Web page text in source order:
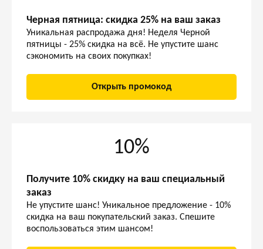
Черная пятница: скидка 25% на ваш заказ
Уникальная распродажа дня! Неделя Черной
пятницы - 25% скидка на всё. Не упустите шанс
сэкономить на своих покупках!
Открыть промокод
10%
Получите 10% скидку на ваш специальный
заказ
Не упустите шанс! Уникальное предложение - 10%
скидка на ваш покупательский заказ. Спешите
воспользоваться этим шансом!